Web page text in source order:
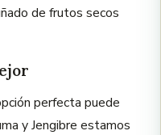
de frutos secos
perfecta puede
y Jengibre estamos